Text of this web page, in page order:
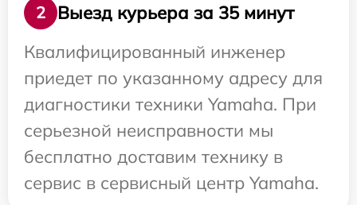
2
Выезд курьера за 35 минут
Квалифицированный инженер
приедет по указанному адресу для
диагностики техники Yamaha. При
серьезной неисправности мы
бесплатно доставим технику в
сервис в сервисный центр Yamaha.